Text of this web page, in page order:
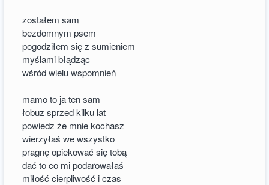
zostałem sam
bezdomnym psem
pogodziłem się z sumieniem
myślami błądząc
wśród wielu wspomnień
mamo to ja ten sam
łobuz sprzed kilku lat
powiedz że mnie kochasz
wierzyłaś we wszystko
pragnę opiekować się tobą
dać to co mi podarowałaś
miłość cierpliwość i czas